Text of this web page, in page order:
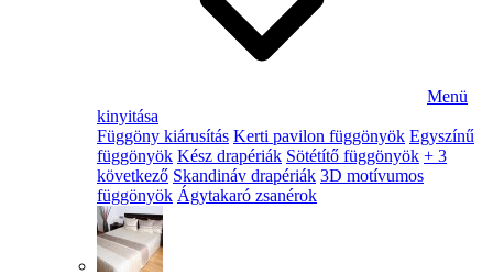
Menü
kinyitása
Függöny kiárusítás Kerti pavilon függönyök Egyszínű
függönyök Kész drapériák Sötétítő függönyök + 3
következő Skandináv drapériák 3D motívumos
függönyök Ágytakaró zsanérok